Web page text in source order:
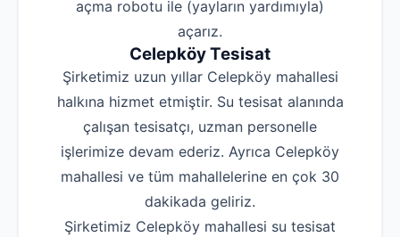
açma robotu ile (yayların yardımıyla)
açarız.
Celepköy Tesisat
Şirketimiz uzun yıllar Celepköy mahallesi
halkına hizmet etmiştir. Su tesisat alanında
çalışan tesisatçı, uzman personelle
işlerimize devam ederiz. Ayrıca Celepköy
mahallesi ve tüm mahallelerine en çok 30
dakikada geliriz.
Şirketimiz Celepköy mahallesi su tesisat